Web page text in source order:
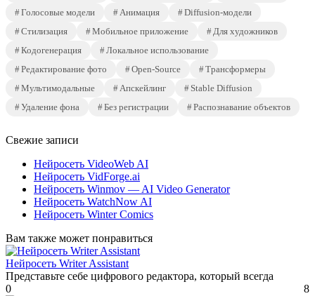
Голосовые модели
Анимация
Diffusion-модели
Стилизация
Мобильное приложение
Для художников
Кодогенерация
Локальное использование
Редактирование фото
Open-Source
Трансформеры
Мультимодальные
Апскейлинг
Stable Diffusion
Удаление фона
Без регистрации Распознавание объектов
Свежие записи
Нейросеть VideoWeb AI
Нейросеть VidForge.ai
Нейросеть Winmov — AI Video Generator
Нейросеть WatchNow AI
Нейросеть Winter Comics
Вам также может понравиться
Нейросеть Writer Assistant
Представьте себе цифрового редактора, который всегда
0
8